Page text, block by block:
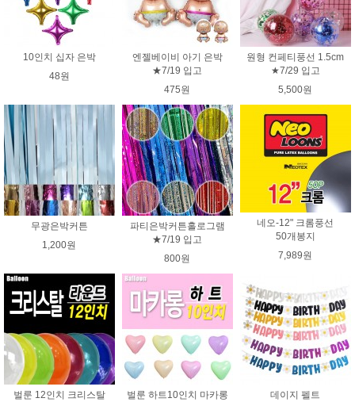
10인치 십자 은박
48원
엔젤베이비 아기 은박
★7/19 입고
475원
원형 컨페티풍선 1.5cm
★7/29 입고
5,500원
무광은박커튼
1,200원
파티은박커튼홀로그램
★7/19 입고
800원
네오-12" 크롬풍선
50개봉지
7,989원
벌룬 12인치 크리스탈
벌룬 하트10인치 마카롱
데이지 펠트